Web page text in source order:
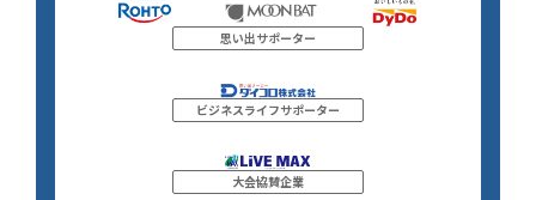
思い出サポーター
ビジネスライフサポーター
大会協賛企業